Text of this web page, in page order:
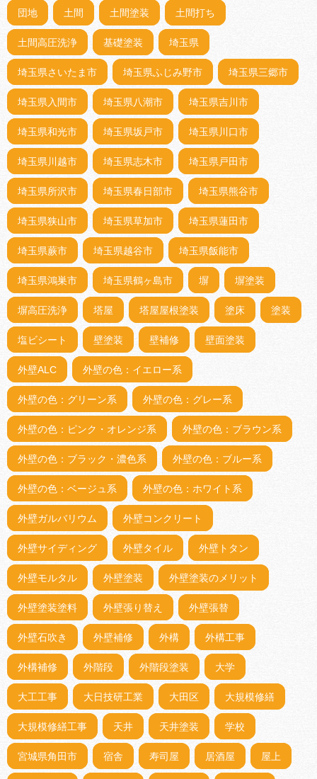
団地 土間 土間塗装 土間打ち
土間高圧洗浄 基礎塗装 埼玉県
埼玉県さいたま市 埼玉県ふじみ野市 埼玉県三郷市
埼玉県入間市 埼玉県八潮市 埼玉県吉川市
埼玉県和光市 埼玉県坂戸市 埼玉県川口市
埼玉県川越市 埼玉県志木市 埼玉県戸田市
埼玉県所沢市 埼玉県春日部市 埼玉県熊谷市
埼玉県狭山市 埼玉県草加市 埼玉県蓮田市
埼玉県蕨市 埼玉県越谷市 埼玉県飯能市
埼玉県鴻巣市 埼玉県鶴ヶ島市 塀 塀塗装
塀高圧洗浄 塔屋 塔屋屋根塗装 塗床 塗装
塩ビシート 壁塗装 壁補修 壁面塗装
外壁ALC 外壁の色：イエロー系
外壁の色：グリーン系 外壁の色：グレー系
外壁の色：ピンク・オレンジ系 外壁の色：ブラウン系
外壁の色：ブラック・濃色系 外壁の色：ブルー系
外壁の色：ベージュ系 外壁の色：ホワイト系
外壁ガルバリウム 外壁コンクリート
外壁サイディング 外壁タイル 外壁トタン
外壁モルタル 外壁塗装 外壁塗装のメリット
外壁塗装塗料 外壁張り替え 外壁張替
外壁石吹き 外壁補修 外構 外構工事
外構補修 外階段 外階段塗装 大学
大工工事 大日技研工業 大田区 大規模修繕
大規模修繕工事 天井 天井塗装 学校
宮城県角田市 宿舎 寿司屋 居酒屋 屋上